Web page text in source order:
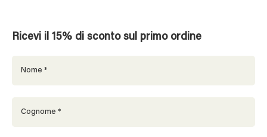
Ricevi il 15% di sconto sul primo ordine